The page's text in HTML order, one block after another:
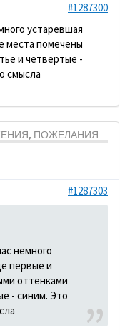
#1287300
устаревшая
места помечены
и четвертые -
смысла
ПОЖЕЛАНИЯ
#1287303
немного
первые и
оттенками
- синим. Это